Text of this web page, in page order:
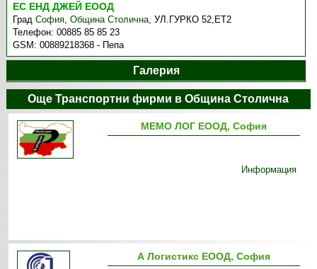
ЕС ЕНД ДЖЕЙ ЕООД
ГрадСофия,Община Столична,УЛ.ГУРКО 52,ЕТ2
Телефон:00885 85 85 23
GSM:00889218368 - Пепа
Галерия
Още Транспортни фирми в Община Столична
МЕМО ЛОГ ЕООД, София
Информация
А Логистикс ЕООД, София